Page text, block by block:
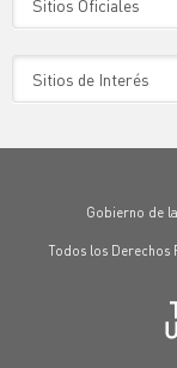
Gobierno de
Todos los Derechos